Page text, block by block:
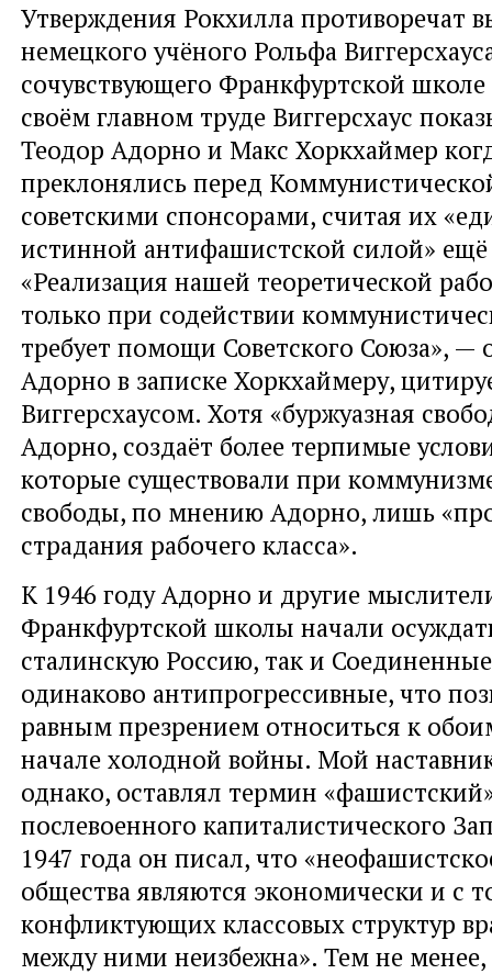
Утверждения Рокхилла противоречат
немецкого учёного Рольфа
сочувствующего Франкфуртской
своём главном труде Виггерсхаус
Теодор Адорно и Макс Хоркхаймер
преклонялись перед
советскими спонсорами, считая их
истинной антифашистской силой» ещё
«Реализация нашей теоретической
только при содействии
требует помощи Советского Союза», —
Адорно в записке Хоркхаймеру,
Виггерсхаусом. Хотя «буржуазная
Адорно, создаёт более терпимые
которые существовали при
свободы, по мнению Адорно, лишь
страдания рабочего класса».
К 1946 году Адорно и другие
Франкфуртской школы начали
сталинскую Россию, так и
одинаково антипрогрессивные, что
равным презрением относиться к
начале холодной войны. Мой
однако, оставлял термин
послевоенного капиталистического
1947 года он писал, что
общества являются экономически и с
конфликтующих классовых структур
между ними неизбежна». Тем не менее,